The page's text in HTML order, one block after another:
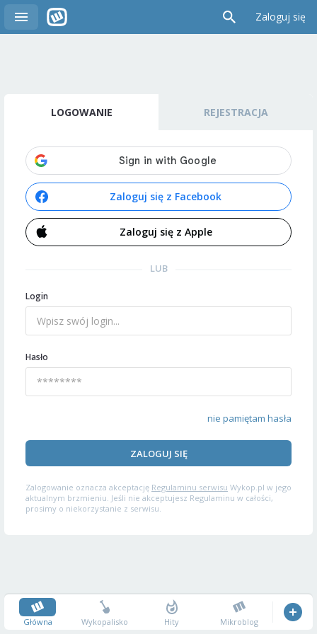
Zaloguj się
LOGOWANIE REJESTRACJA
Zaloguj się z Facebook
Zaloguj się z Apple
LUB
Login
Hasło
nie pamiętam hasła
ZALOGUJ SIĘ
Zalogowanie oznacza akceptację Regulaminu serwisu Wykop.pl w jego
aktualnym brzmieniu. Jeśli nie akceptujesz Regulaminu w całości,
prosimy o niekorzystanie z serwisu.
Główna Wykopalisko Hity Mikroblog